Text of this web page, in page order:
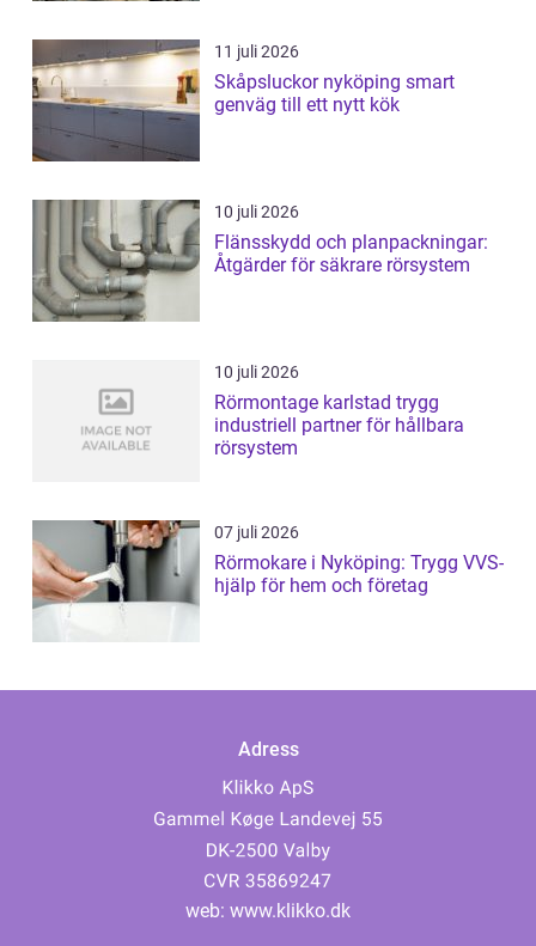
11 juli 2026
Skåpsluckor nyköping smart
genväg till ett nytt kök
10 juli 2026
Flänsskydd och planpackningar:
Åtgärder för säkrare rörsystem
10 juli 2026
Rörmontage karlstad trygg
industriell partner för hållbara
rörsystem
07 juli 2026
Rörmokare i Nyköping: Trygg VVS-
hjälp för hem och företag
Adress
web: www.klikko.dk